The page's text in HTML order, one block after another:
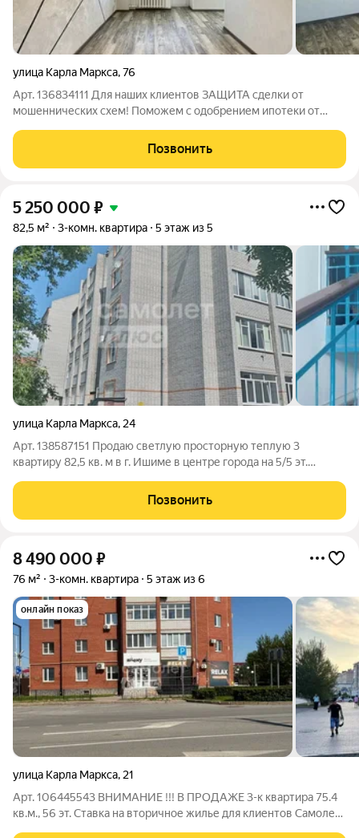
улица Карла Маркса,76
Арт. 136834111 Для наших клиентов ЗАЩИТА сделки от
мошеннических схем! Поможем с одобрением ипотеки от
60.1кв.м., 3 эт5 эт. дома. Расположенная в центре г.Ишима.
Описание: В квартире сделан
Позвонить
5 250 000 ₽
82,5 м² 3-комн. квартира 5 этаж из 5
улица Карла Маркса, 24
Арт. 138587151 Продаю светлую просторную теплую 3
квартиру 82,5 кв. м в г. Ишиме в центре города на 5/5 эт.
Кухня 12 кв. м. Шикарный панорамный вид на город. В шаговой
доступности парк, школа
Позвонить
8 490 000 ₽
76 м² 3-комн. квартира 5 этаж из 6
онлайн показ
улица Карла Маркса, 21
Арт. 106445543 ВНИМАНИЕ !!! В ПРОДАЖЕ 3-к квартира 75.4
кв.м., 56 эт. Ставка на вторичное жилье для клиентов Самолет